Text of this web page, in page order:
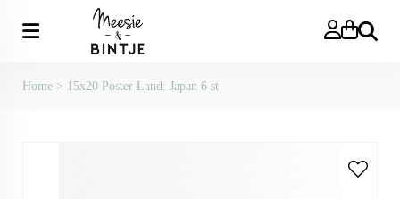
Zoeken
Home > 15x20 Poster Land: Japan 6 st